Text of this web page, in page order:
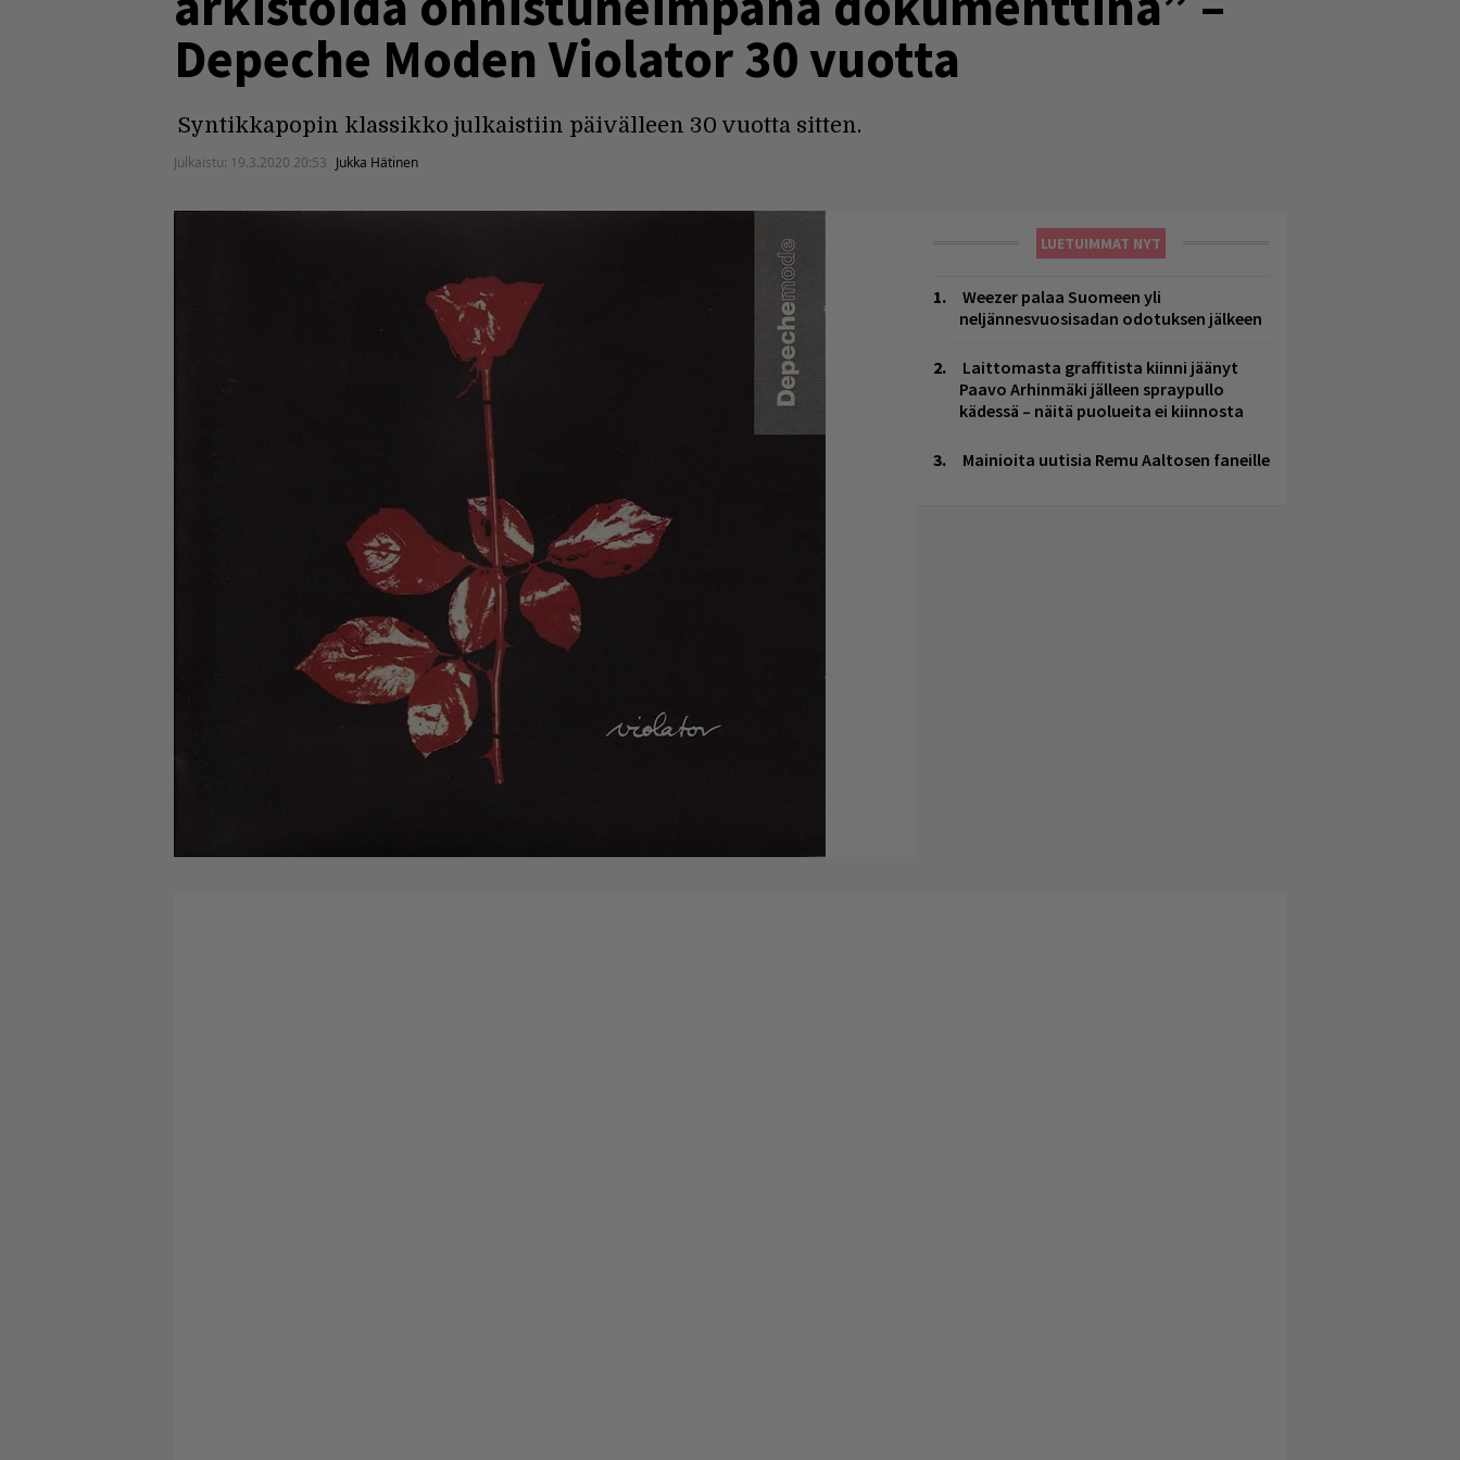
Depeche Moden Violator 30 vuotta
Syntikkapopin klassikko julkaistiin päivälleen 30 vuotta sitten.
Julkaistu: 19.3.2020 20:53 Jukka Hätinen
LUETUIMMAT NYT
Weezer palaa Suomeen yli
neljännesvuosisadan odotuksen jälkeen
Laittomasta graffitista kiinni jäänyt
Paavo Arhinmäki jälleen spraypullo
kädessä – näitä puolueita ei kiinnosta
Mainioita uutisia Remu Aaltosen faneille